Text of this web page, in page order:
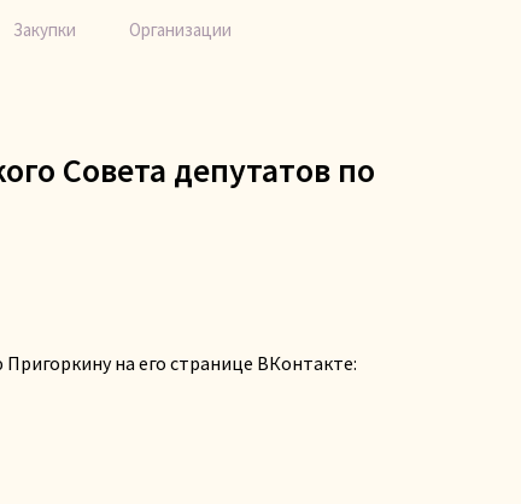
Закупки Организации
Совета депутатов по
на его странице ВКонтакте: